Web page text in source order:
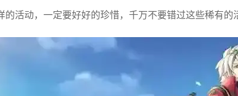
的活动，一定要好好的珍惜，千万不要错过这些稀有的